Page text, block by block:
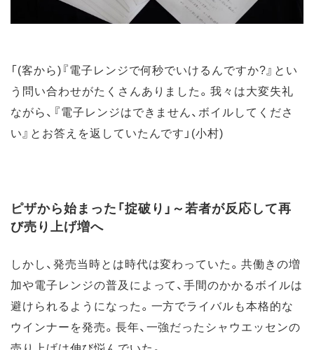
「(客から)『電子レンジで何秒でいけるんですか?』とい
う問い合わせがたくさんありました。我々は大変失礼
ながら、『電子レンジはできません、ボイルしてくださ
い』とお答えを返していたんです」(小村)
ピザから始まった「掟破り」～若者が反応して再
び売り上げ増へ
しかし、発売当時とは時代は変わっていた。共働きの増
加や電子レンジの普及によって、手間のかかるボイルは
避けられるようになった。一方でライバルも本格的な
ウインナーを発売。長年、一強だったシャウエッセンの